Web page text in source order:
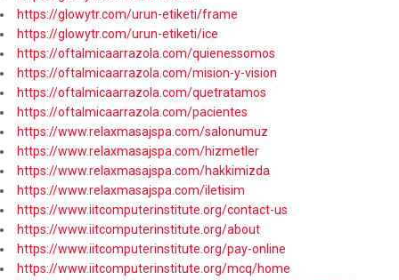
https://glowytr.com/urun-etiketi/frame
https://glowytr.com/urun-etiketi/ice
https://oftalmicaarrazola.com/quienessomos
https://oftalmicaarrazola.com/mision-y-vision
https://oftalmicaarrazola.com/quetratamos
https://oftalmicaarrazola.com/pacientes
https://www.relaxmasajspa.com/salonumuz
https://www.relaxmasajspa.com/hizmetler
https://www.relaxmasajspa.com/hakkimizda
https://www.relaxmasajspa.com/iletisim
https://www.iitcomputerinstitute.org/contact-us
https://www.iitcomputerinstitute.org/about
https://www.iitcomputerinstitute.org/pay-online
https://www.iitcomputerinstitute.org/mcq/home